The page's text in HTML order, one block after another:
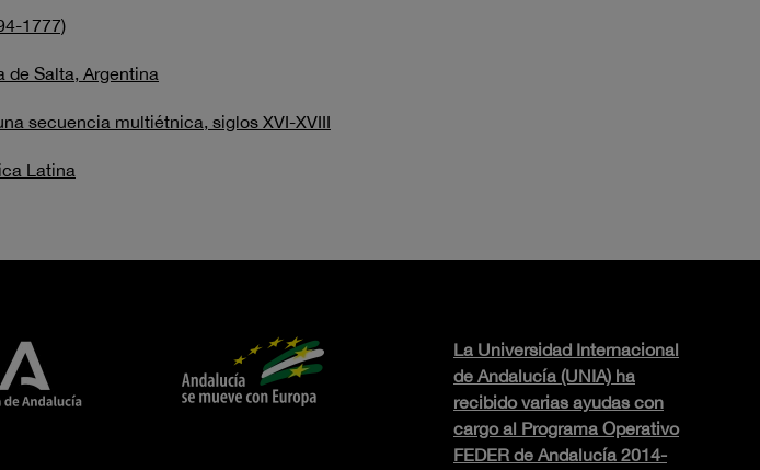
1777)
de Salta, Argentina
secuencia multiétnica, siglos XVI-XVIII
Latina
La Universidad Internacional
de Andalucía (UNIA) ha
recibido varias ayudas con
cargo al Programa Operativo
FEDER de Andalucía 2014-